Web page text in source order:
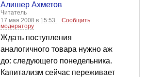
Алишер Ахметов
Читатель
17 мая 2008 в 15:53
Сообщить
модератору
Ждать поступления
аналогичного товара нужно аж
до: следующего понедельника.
Капитализм сейчас переживает